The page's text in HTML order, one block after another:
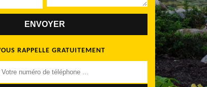
RAPPELLE GRATUITEMENT